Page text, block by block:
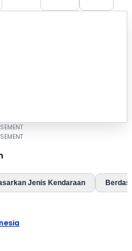
Jenis Kendaraan